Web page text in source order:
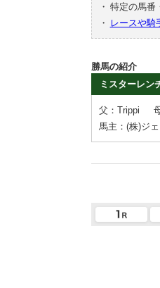
・ 特定の馬番
・
レースや騎
勝馬の紹介
ミスターレン
父：Trippi
馬主：(株)ジ